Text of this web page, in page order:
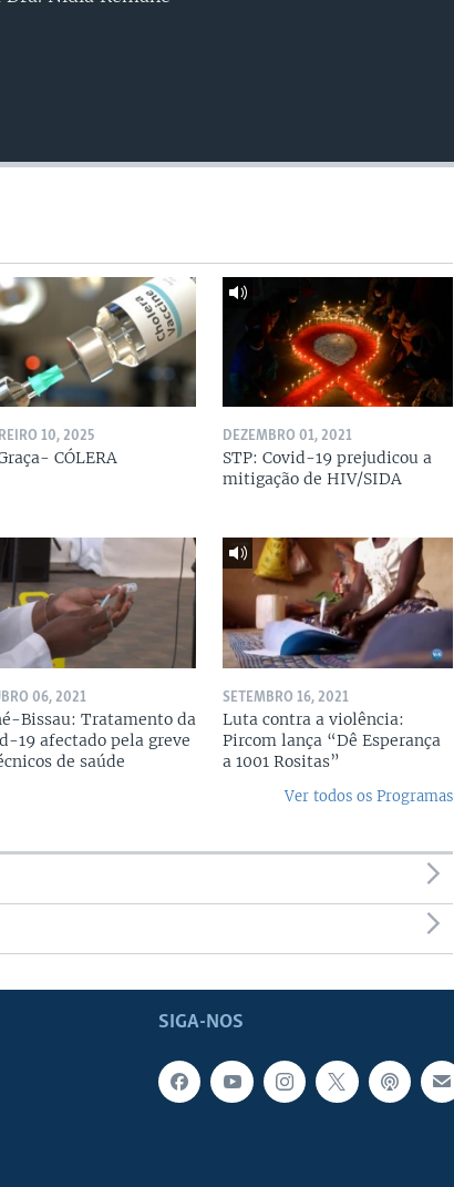
10, 2025
CÓLERA
DEZEMBRO 01, 2021
STP: Covid-19 prejudicou a
mitigação de HIV/SIDA
06, 2021
Bissau: Tratamento da
19 afectado pela greve
de saúde
SETEMBRO 16, 2021
Luta contra a violência:
Pircom lança “Dê Esperança
a 1001 Rositas”
Ver todos os Programas
SIGA-NOS